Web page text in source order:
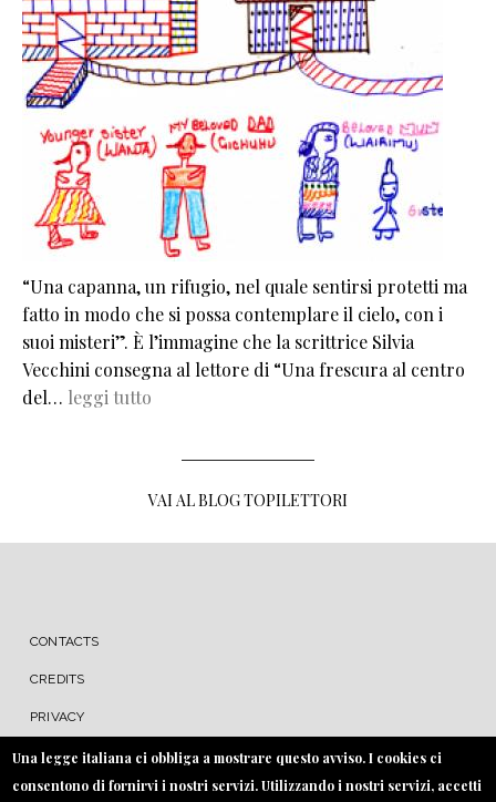
“Una capanna, un rifugio, nel quale sentirsi protetti ma
fatto in modo che si possa contemplare il cielo, con i
suoi misteri”. È l’immagine che la scrittrice Silvia
Vecchini consegna al lettore di “Una frescura al centro
del… leggi tutto
VAI AL BLOG TOPILETTORI
MENU FOOTER
CONTACTS
CREDITS
PRIVACY
COOKIE
Una legge italiana ci obbliga a mostrare questo avviso. I cookies ci
consentono di fornirvi i nostri servizi. Utilizzando i nostri servizi, accetti